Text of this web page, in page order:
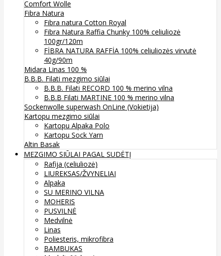
Comfort Wolle
Fibra Natura
Fibra natura Cotton Royal
Fibra Natura Raffia Chunky 100% celiuliozė
100gr/120m
FİBRA NATURA RAFFİA 100% celiuliozės virvutė
40g/90m
Midara Linas 100 %
B.B.B. Filati mezgimo siūlai
B.B.B. Filati RECORD 100 % merino vilna
B.B.B Filati MARTINE 100 % merino vilna
Sockenwolle superwash OnLine (Vokietija)
Kartopu mezgimo siūlai
Kartopu Alpaka Polo
Kartopu Sock Yarn
Altin Basak
MEZGIMO SIŪLAI PAGAL SUDĖTĮ
Rafija (celiuliozė)
LIUREKSAS/ŽVYNELIAI
Alpaka
SU MERINO VILNA
MOHERIS
PUSVILNĖ
Medvilnė
Linas
Poliesteris, mikrofibra
BAMBUKAS